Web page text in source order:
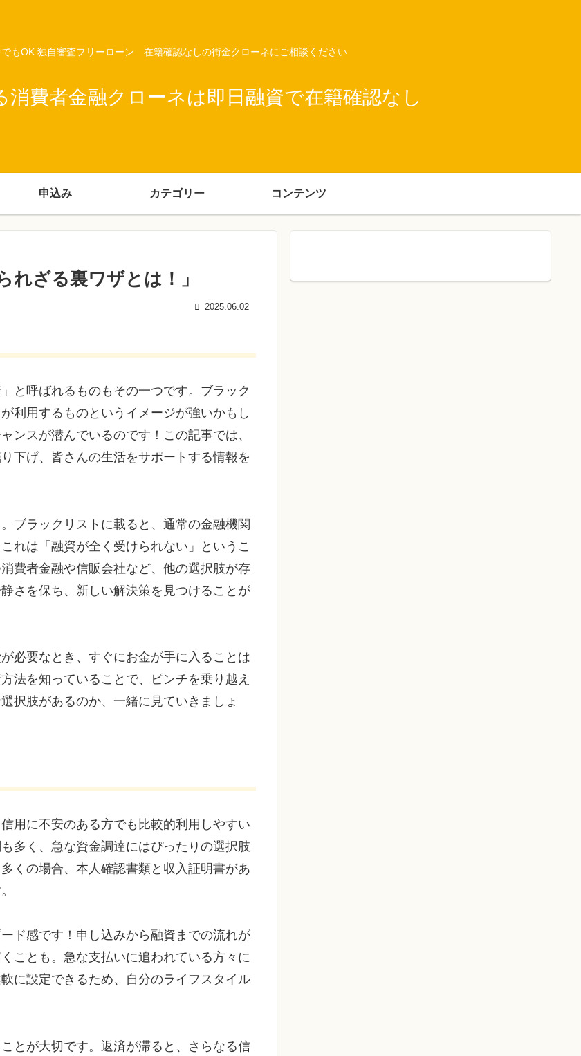
もOK 独自審査フリーローン 在籍確認なしの街金クローネにご相談ください
費者金融クローネは即日融資で在籍確認なし
申込み カテゴリー コンテンツ
れざる裏ワザとは！」
2025.06.02
と呼ばれるものもその一つです。ブラック
利用するものというイメージが強いかもし
ンスが潜んでいるのです！この記事では、
下げ、皆さんの生活をサポートする情報を
ブラックリストに載ると、通常の金融機関
れは「融資が全く受けられない」というこ
費者金融や信販会社など、他の選択肢が存
さを保ち、新しい解決策を見つけることが
必要なとき、すぐにお金が手に入ることは
法を知っていることで、ピンチを乗り越え
択肢があるのか、一緒に見ていきましょ
用に不安のある方でも比較的利用しやすい
多く、急な資金調達にはぴったりの選択肢
くの場合、本人確認書類と収入証明書があ
ド感です！申し込みから融資までの流れが
ことも。急な支払いに追われている方々に
に設定できるため、自分のライフスタイル
とが大切です。返済が滞ると、さらなる信